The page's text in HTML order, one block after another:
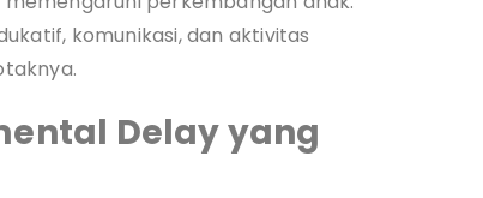
komunikasi, dan aktivitas
Delay yang